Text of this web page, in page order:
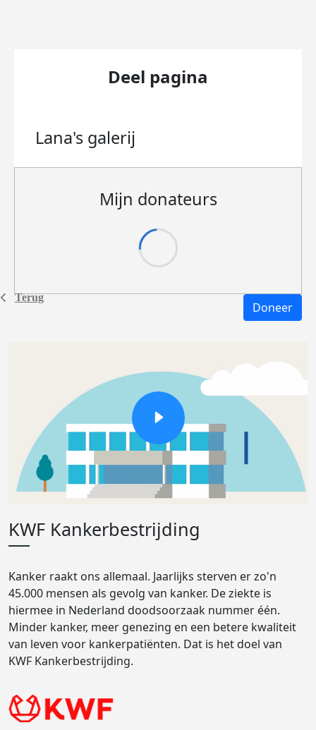
Terug
Deel pagina
Lana's galerij
Mijn donateurs
Doneer
KWF Kankerbestrijding
Kanker raakt ons allemaal. Jaarlijks sterven er zo'n
45.000 mensen als gevolg van kanker. De ziekte is
hiermee in Nederland doodsoorzaak nummer één.
Minder kanker, meer genezing en een betere kwaliteit
van leven voor kankerpatiënten. Dat is het doel van
KWF Kankerbestrijding.